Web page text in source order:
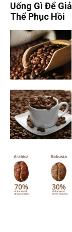
Uống Gì Để
Thể Phục Hồi